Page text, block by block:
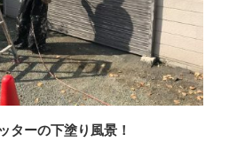
ターの下塗り風景！